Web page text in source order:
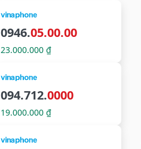
0946.05.00.00
23.000.000 ₫
094.712.0000
19.000.000 ₫